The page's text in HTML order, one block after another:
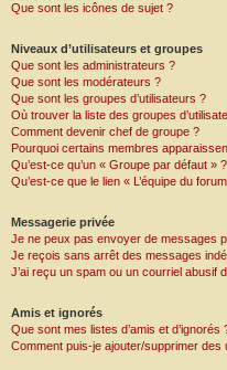
Que sont les icônes de sujet ?
Niveaux d’utilisateurs et groupes
Que sont les administrateurs ?
Que sont les modérateurs ?
Que sont les groupes d’utilisateurs ?
Où trouver la liste des groupes
Comment devenir chef de groupe ?
Pourquoi certains membres
Qu’est-ce qu’un « Groupe par défaut » ?
Qu’est-ce que le lien « L’équipe du
Messagerie privée
Je ne peux pas envoyer de messages
Je reçois sans arrêt des messages
J’ai reçu un spam ou un courriel abusif
Amis et ignorés
Que sont mes listes d’amis et d’ignorés
Comment puis-je ajouter/supprimer des